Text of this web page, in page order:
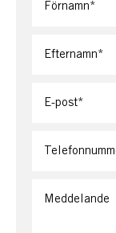
plats för
men den måste